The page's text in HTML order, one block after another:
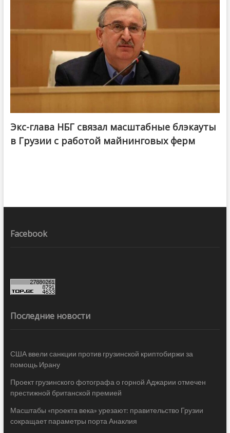
Экс-глава НБГ связал масштабные блэкауты
в Грузии с работой майнинговых ферм
Facebook
Последние новости
США ввели санкции против грузинской криптобиржи за
помощь Ирану
Проект грузинского фотографа о горной Аджарии отмечен
престижной британской премией
Масштабы «проекта века» урезают: правительство Грузии
сокращает параметры порта Анаклия